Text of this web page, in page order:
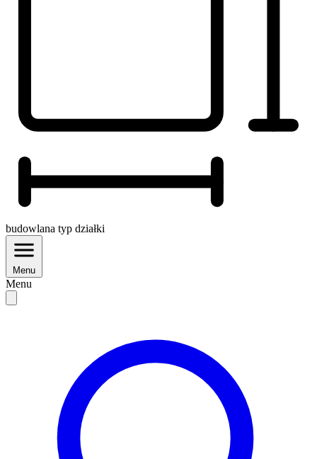
budowlana typ działki
Menu
Menu